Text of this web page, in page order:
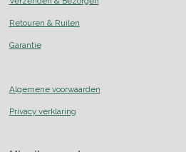
Retouren & Ruilen
Garantie
Algemene voorwaarden
Privacy verklaring